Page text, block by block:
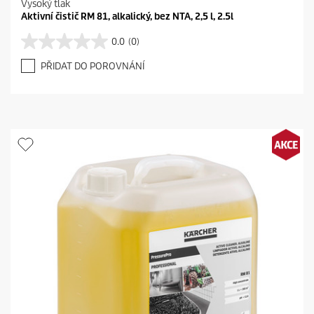
Vysoký tlak
Aktivní čistič RM 81, alkalický, bez NTA, 2,5 l, 2.5l
0.0 (0)
0
.
0
ě
z
PŘIDAT DO POROVNÁNÍ